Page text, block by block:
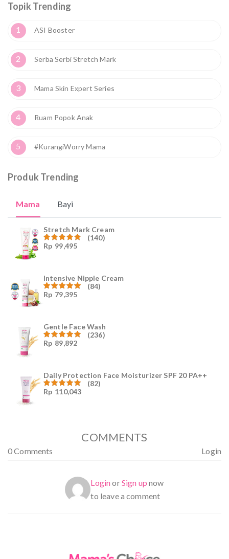
Topik Trending
1 ASI Booster
2 Serba Serbi Stretch Mark
3 Mama Skin Expert Series
4 Ruam Popok Anak
5 #KurangiWorry Mama
Produk Trending
Mama Bayi
Stretch Mark Cream
Dinilai
(140)
Rp 99,495
Intensive Nipple Cream
Dinilai
(84)
Rp 79,395
Gentle Face Wash
Dinilai
(236)
Rp 89,892
Daily Protection Face Moisturizer SPF 20 PA++
Dinilai
(82)
Rp 110,043
COMMENTS
0 Comments Login
LoginorSign up now
to leave a comment